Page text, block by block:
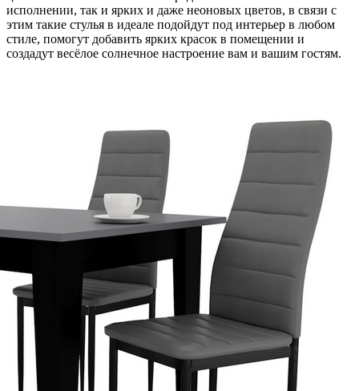
исполнении, так и ярких и даже неоновых цветов, в связи с
этим такие стулья в идеале подойдут под интерьер в любом
стиле, помогут добавить ярких красок в помещении и
создадут весёлое солнечное настроение вам и вашим гостям.